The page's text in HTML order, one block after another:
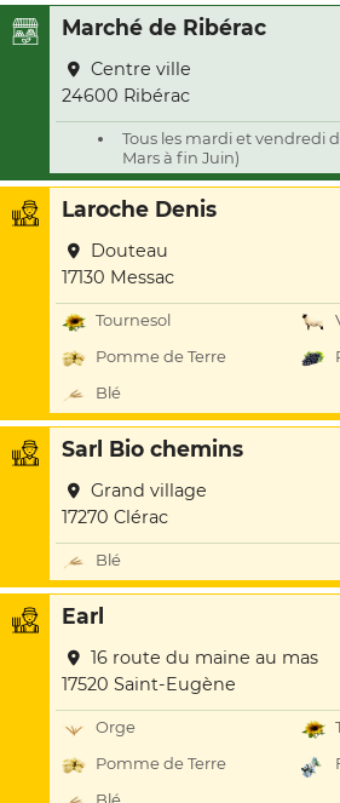
Marché de Ribérac
Centre ville
24600 Ribérac
Tous les mardi et vendredi
Mars à fin Juin)
Laroche Denis
Douteau
17130 Messac
Tournesol
Pomme de Terre
Blé
Sarl Bio chemins
Grand village
17270 Clérac
Blé
Earl
16 route du maine au mas
17520 Saint-Eugène
Orge
Pomme de Terre